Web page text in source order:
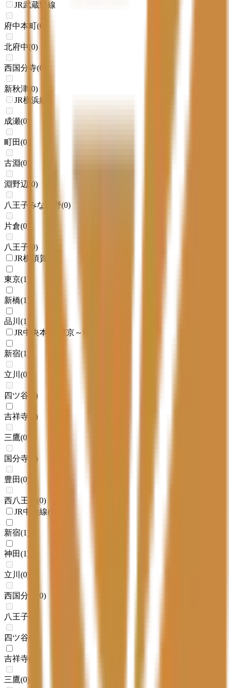
JR武蔵野線
府中本町(0
北府中(0)
西国分寺(0
新秋津 (0)
JR横浜線
成瀬(0)
町田(0)
古淵(0)
淵野辺 0)
八王子みなみ野(0)
片倉(0)
八王子 0)
JR横須賀線
東京(1)
新橋(1)
品川 (1)
JR中央本線(東京～塩尻)
新宿(1)
立川 (0)
四ツ谷 )
吉祥寺 )
三鷹(0)
国分寺 )
豊田(0)
西八王子 (0)
JR中央線(快速)
新宿(1)
神田(1)
立川 (0)
西国分寺 0)
八王子
四ツ谷
吉祥寺(
三鷹(0)